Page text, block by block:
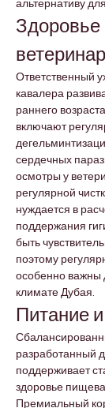
альтернативу
Здоровье
Ответственный
кавалера
раннего
включают
сердечных
осмотры у
регулярной
нуждается в
поддержания
быть
поэтому
особенно важны
климате Дубая.
Питание
разработанный
поддерживает
здоровье
Премиальный